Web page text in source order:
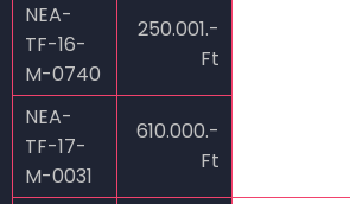
NEA-
TF-16-
M-0740
250.001.-
Ft
NEA-
TF-17-
M-0031
610.000.-
Ft